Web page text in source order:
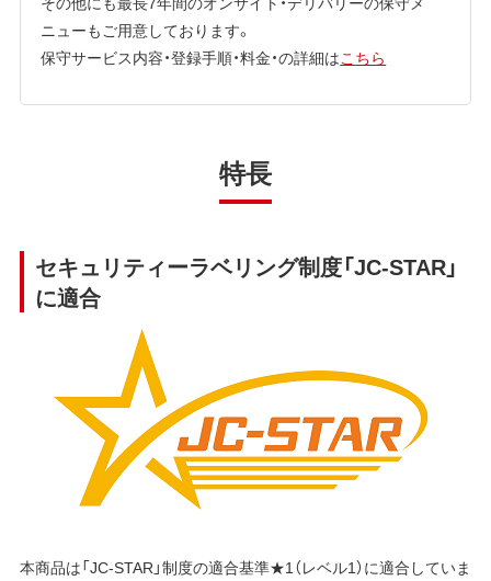
ニューもご用意しております。
保守サービス内容・登録手順・料金・の詳細はこちら
特長
セキュリティーラベリング制度「JC-STAR」
に適合
本商品は「JC-STAR」制度の適合基準★1（レベル1）に適合していま